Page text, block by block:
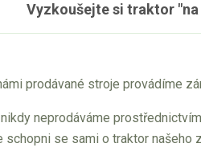
Vyzkoušejte si traktor
prodávané stroje provádíme
neprodáváme
schopni se sami o traktor